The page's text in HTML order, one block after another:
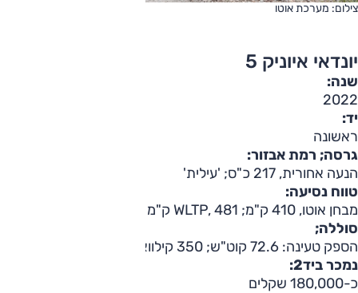
צילום: מערכת אוטו
יונדאי איוניק 5
שנה:
2022
יד:
ראשונה
גרסה; רמת אבזור:
הנעה אחורית, 217 כ"ס; 'עילית'
טווח נסיעה:
מבחן אוטו, 410 ק"מ; WLTP, 481 ק"מ
סוללה;
הספק טעינה: 72.6 קוט"ש; 350 קילוואט
נמכר ביד2:
כ-180,000 שקלים